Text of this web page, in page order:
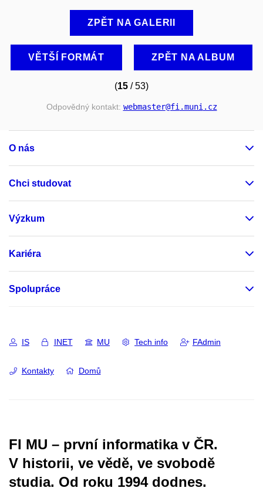
ZPĚT NA GALERII
VĚTŠÍ FORMÁT ZPĚT NA ALBUM
(15 / 53)
Odpovědný kontakt: webmaster@fi.muni.cz
O nás
Chci studovat
Výzkum
Kariéra
Spolupráce
IS INET MU Tech info FAdmin
Kontakty Domů
FI MU – první informatika v ČR.
V historii, ve vědě, ve svobodě
studia. Od roku 1994 dodnes.